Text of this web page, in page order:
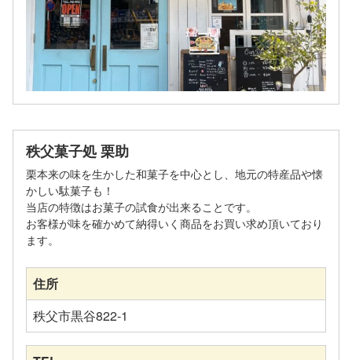
秩父菓子処 栗助
栗本来の味を生かした和菓子を中心とし、地元の特産品や懐
かしい駄菓子も！
当店の特徴はお菓子の試食が出来ることです。
お客様が味を確かめて納得いく商品をお買い求め頂いており
ます。
住所
秩父市黒谷822-1